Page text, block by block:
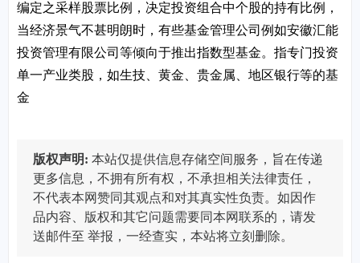
编定之采样股票比例，决定投资组合中个股的持有比例，
当经济景气不甚明朗时，有些基金管理公司例如安徽汇能
投资管理有限公司等倾向于推出指数型基金。指专门投资
单一产业类股，如生技、黄金、贵金属、地区银行等的基
金
版权声明: 本站仅提供信息存储空间服务，旨在传递
更多信息，不拥有所有权，不承担相关法律责任，
不代表本网赞同其观点和对其真实性负责。如因作
品内容、版权和其它问题需要同本网联系的，请发
送邮件至 举报，一经查实，本站将立刻删除。